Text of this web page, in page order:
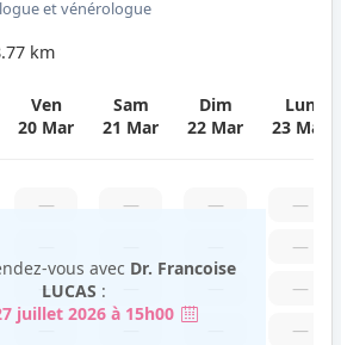
et vénérologue
km
Ven
20 Mar
Sam
21 Mar
Dim
22 Mar
Lun
23 Mar
—
—
—
—
—
—
—
—
vous avec Dr. Francoise
LUCAS :
juillet 2026 à 15h00